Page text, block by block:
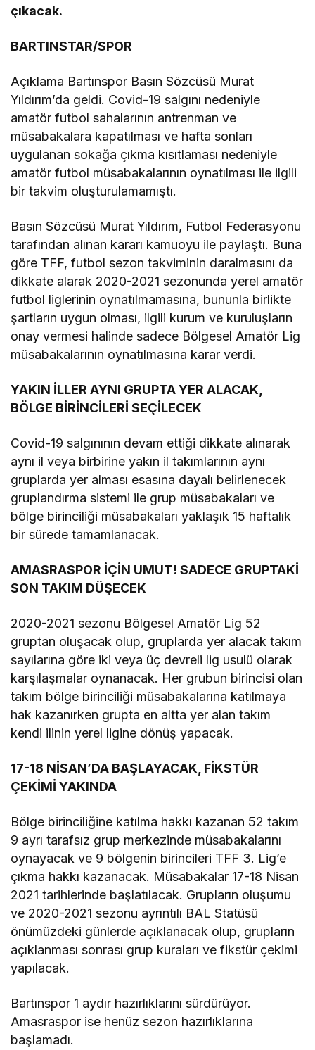
çıkacak.
BARTINSTAR/SPOR
Açıklama Bartınspor Basın Sözcüsü Murat
Yıldırım’da geldi. Covid-19 salgını nedeniyle
amatör futbol sahalarının antrenman ve
müsabakalara kapatılması ve hafta sonları
uygulanan sokağa çıkma kısıtlaması nedeniyle
amatör futbol müsabakalarının oynatılması ile ilgili
bir takvim oluşturulamamıştı.
Basın Sözcüsü Murat Yıldırım, Futbol Federasyonu
tarafından alınan kararı kamuoyu ile paylaştı. Buna
göre TFF, futbol sezon takviminin daralmasını da
dikkate alarak 2020-2021 sezonunda yerel amatör
futbol liglerinin oynatılmamasına, bununla birlikte
şartların uygun olması, ilgili kurum ve kuruluşların
onay vermesi halinde sadece Bölgesel Amatör Lig
müsabakalarının oynatılmasına karar verdi.
YAKIN İLLER AYNI GRUPTA YER ALACAK,
BÖLGE BİRİNCİLERİ SEÇİLECEK
Covid-19 salgınının devam ettiği dikkate alınarak
aynı il veya birbirine yakın il takımlarının aynı
gruplarda yer alması esasına dayalı belirlenecek
gruplandırma sistemi ile grup müsabakaları ve
bölge birinciliği müsabakaları yaklaşık 15 haftalık
bir sürede tamamlanacak.
AMASRASPOR İÇİN UMUT! SADECE GRUPTAKİ
SON TAKIM DÜŞECEK
2020-2021 sezonu Bölgesel Amatör Lig 52
gruptan oluşacak olup, gruplarda yer alacak takım
sayılarına göre iki veya üç devreli lig usulü olarak
karşılaşmalar oynanacak. Her grubun birincisi olan
takım bölge birinciliği müsabakalarına katılmaya
hak kazanırken grupta en altta yer alan takım
kendi ilinin yerel ligine dönüş yapacak.
17-18 NİSAN’DA BAŞLAYACAK, FİKSTÜR
ÇEKİMİ YAKINDA
Bölge birinciliğine katılma hakkı kazanan 52 takım
9 ayrı tarafsız grup merkezinde müsabakalarını
oynayacak ve 9 bölgenin birincileri TFF 3. Lig’e
çıkma hakkı kazanacak. Müsabakalar 17-18 Nisan
2021 tarihlerinde başlatılacak. Grupların oluşumu
ve 2020-2021 sezonu ayrıntılı BAL Statüsü
önümüzdeki günlerde açıklanacak olup, grupların
açıklanması sonrası grup kuraları ve fikstür çekimi
yapılacak.
Bartınspor 1 aydır hazırlıklarını sürdürüyor.
Amasraspor ise henüz sezon hazırlıklarına
başlamadı.